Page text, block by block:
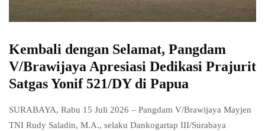
Kembali dengan Selamat, Pangdam
V/Brawijaya Apresiasi Dedikasi Prajurit
Satgas Yonif 521/DY di Papua
SURABAYA, Rabu 15 Juli 2026 – Pangdam V/Brawijaya Mayjen
TNI Rudy Saladin, M.A., selaku Dankogartap III/Surabaya